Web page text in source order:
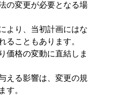
の変更が必要となる場
より、当初計画にはな
ることもあります。
価格の変動に直結しま
える影響は、変更の規
す。